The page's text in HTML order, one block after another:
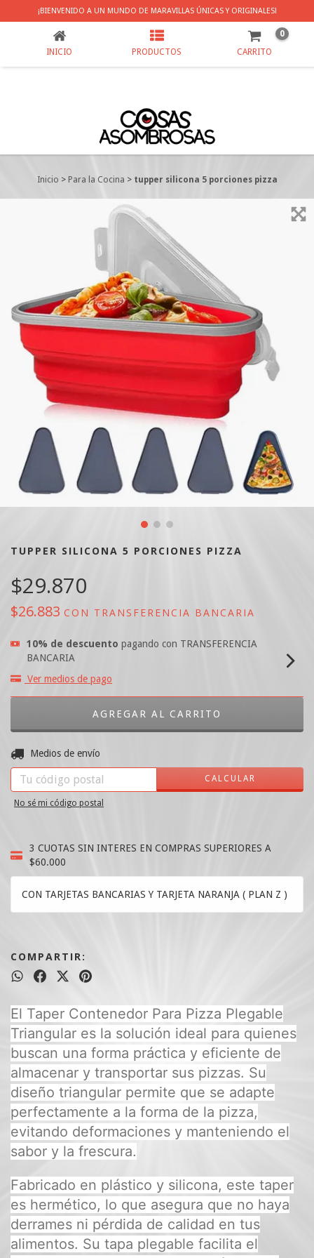
¡BIENVENIDO A UN MUNDO DE MARAVILLAS ÚNICAS Y ORIGINALES!
TUPPER SILICONA 5 PORCIONES PIZZA
INICIO PRODUCTOS CARRITO
0
Inicio > Para la Cocina > tupper silicona 5 porciones pizza
TUPPER SILICONA 5 PORCIONES PIZZA
$29.870
$26.883 CON TRANSFERENCIA BANCARIA
10% de descuento pagando con TRANSFERENCIA
BANCARIA
Ver medios de pago
Entregas para el CP:
Medios de envío
CALCULAR
No sé mi código postal
3 CUOTAS SIN INTERES EN COMPRAS SUPERIORES A
$60.000
CON TARJETAS BANCARIAS Y TARJETA NARANJA ( PLAN Z )
COMPARTIR:
El Taper Contenedor Para Pizza Plegable
Triangular es la solución ideal para quienes
buscan una forma práctica y eficiente de
almacenar y transportar sus pizzas. Su
diseño triangular permite que se adapte
perfectamente a la forma de la pizza,
evitando deformaciones y manteniendo el
sabor y la frescura.
Fabricado en plástico y silicona, este taper
es hermético, lo que asegura que no haya
derrames ni pérdida de calidad en tus
alimentos. Su tapa plegable facilita el